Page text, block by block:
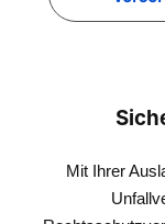
Mit Ihrer